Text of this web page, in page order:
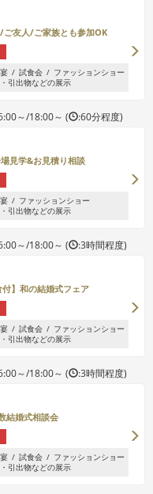
/ご友人/ご家族とも参加OK
試食会
ファッションショー
引出物などの展示
～/18:00～ ( :60分程度)
見学&お見積り相談
ファッションショー
引出物などの展示
～/18:00～ ( :3時間程度)
付】和の結婚式フェア
試食会
ファッションショー
引出物などの展示
～/18:00～ ( :3時間程度)
結婚式相談会
試食会
ファッションショー
引出物などの展示